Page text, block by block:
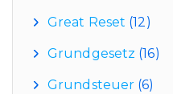
Great Reset (12)
Grundgesetz (16)
Grundsteuer (6)